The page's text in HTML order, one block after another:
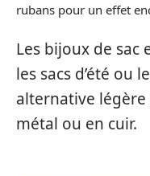
rubans pour un effet
Les bijoux de sac
les sacs d’été ou
alternative
métal ou en cuir.